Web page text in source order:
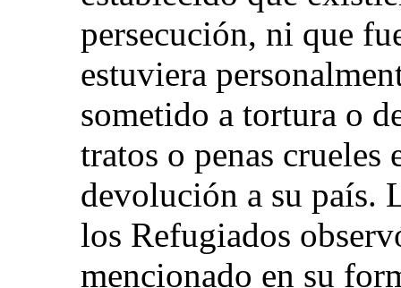
persecución, ni que
estuviera
sometido a tortura o
tratos o penas crueles
devolución a su país.
los Refugiados
mencionado en su